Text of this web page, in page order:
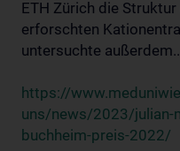
ETH Zürich die
erforschten
untersuchte
https://
uns/news/2023/julian-
buchheim-preis-2022/